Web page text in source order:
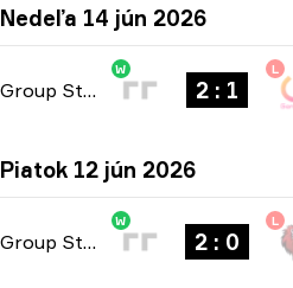
Nedeľa 14 jún 2026
Group Stage -bo3
W
2 : 1
L
Piatok 12 jún 2026
Group Stage -bo3
W
2 : 0
L